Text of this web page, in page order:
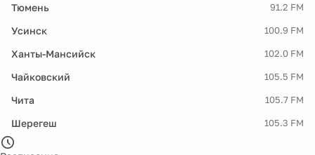
Тюмень 91.2 FM
Усинск 100.9 FM
Ханты-Мансийск 102.0 FM
Чайковский 105.5 FM
Чита 105.7 FM
Шерегеш 105.3 FM